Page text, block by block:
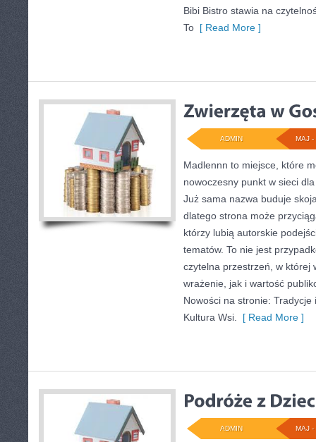
Bibi Bistro stawia na
To [ Read More ]
MAJ -
ADMIN
Madlennn to miejsce, które
nowoczesny punkt w sieci
Już sama nazwa buduje
dlatego strona może
którzy lubią autorskie
tematów. To nie jest
czytelna przestrzeń, w której
wrażenie, jak i wartość
Nowości na stronie:
Kultura Wsi.
[ Read More ]
MAJ -
ADMIN